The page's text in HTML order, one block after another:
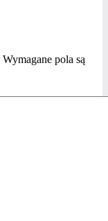
Wymagane pola są